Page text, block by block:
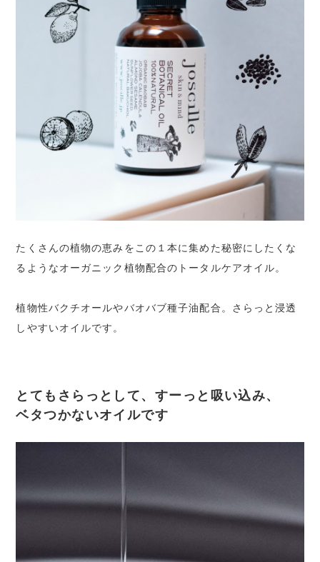
たくさんの植物の恵みをこの１本に集めた秘密にしたくな
るようなオーガニック植物配合のトータルケアオイル。
植物性バクチオールやバオバブ種子油配合。さらっと浸透
しやすいオイルです。
とてもさらっとして、すーっと吸い込み、
ベタつかないオイルです